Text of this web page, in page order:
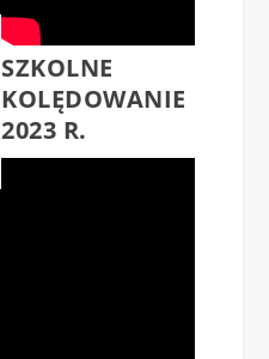
SZKOLNE
KOLĘDOWANIE
2023 R.